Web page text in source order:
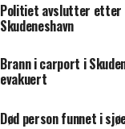
Politiet avslutter etter
Skudeneshavn
Brann i carport i
evakuert
Død person funnet i